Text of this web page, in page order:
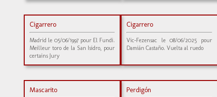
Cigarrero
Madrid le 05/06/1997 pour El Fundi.
Meilleur toro de la San Isidro, pour
certains Jury
Cigarrero
Vic-Fezensac le 08/06/2025 pour
Damián Castaño. Vuelta al ruedo
Mascarito Perdigón